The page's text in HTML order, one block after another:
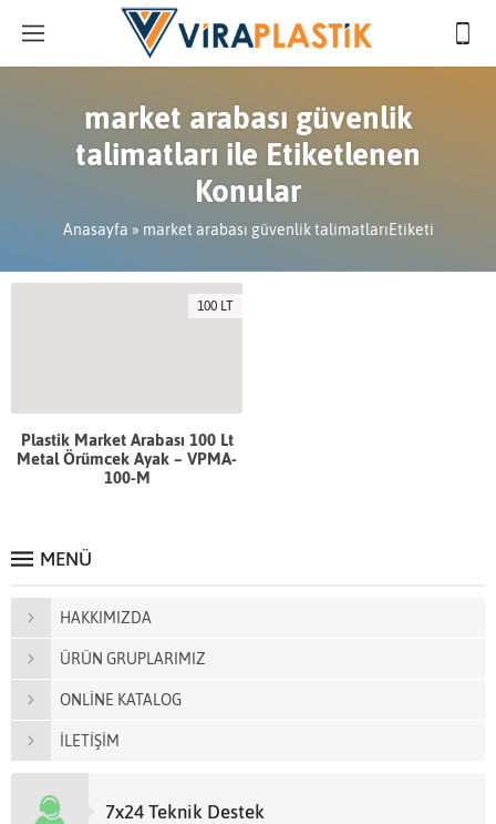
market arabası güvenlik
talimatları ile Etiketlenen
Konular
Anasayfa » market arabası güvenlik talimatlarıEtiketi
100 LT
Plastik Market Arabası 100 Lt
Metal Örümcek Ayak – VPMA-
100-M
MENÜ
HAKKIMIZDA
ÜRÜN GRUPLARIMIZ
ONLİNE KATALOG
İLETİŞİM
7x24 Teknik Destek